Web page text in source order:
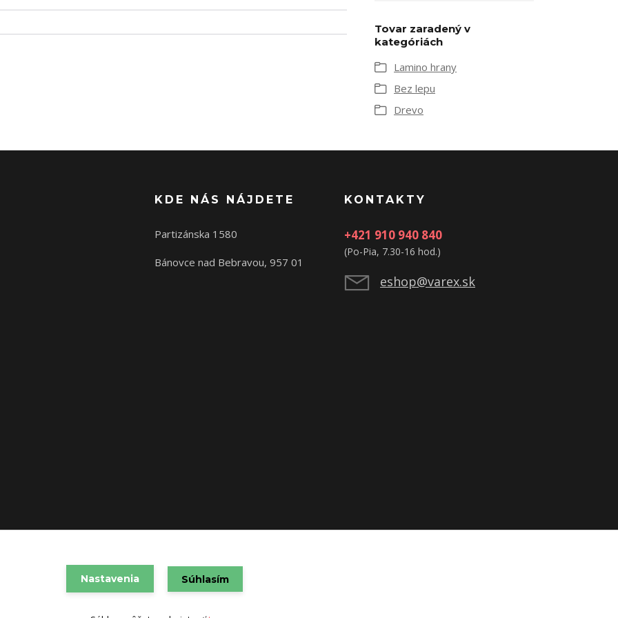
Tovar zaradený v
kategóriách
Lamino hrany
Bez lepu
Drevo
KDE NÁS NÁJDETE
Partizánska 1580
Bánovce nad Bebravou, 957 01
KONTAKTY
+421 910 940 840
(Po-Pia, 7.30-16 hod.)
eshop@varex.sk
VAREX SLOVAKIA s.r.o. 2021
Nastavenia Súhlasím